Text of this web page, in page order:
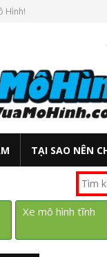
Hình!
TẠI SAO NÊN
Xe mô hình tĩnh